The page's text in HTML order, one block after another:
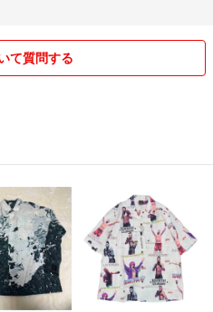
っております
より感じ方が異なる場合がございま
ご利用頂く為に
配送しています
ただく場合がございますのでご理解
て質問する